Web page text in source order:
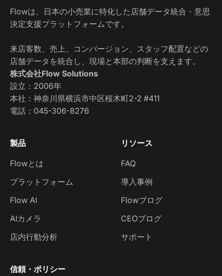
Flowは、日本の小売業に特化した店舗データ統合・意思
決定支援プラットフォームです。
来店客数、売上、コンバージョン、スタッフ配置などの
店舗データを統合し、現場と本部の判断を支えます。
株式会社Flow Solutions
設立：2006年
本社：神奈川県横浜市中区桜木町2-2 #411
電話： 045-306-8276
製品
Flowとは
プラットフォーム
Flow AI
AIカメラ
店内行動分析
リソース
FAQ
導入事例
Flowブログ
CEOブログ
サポート
信頼・ポリシー